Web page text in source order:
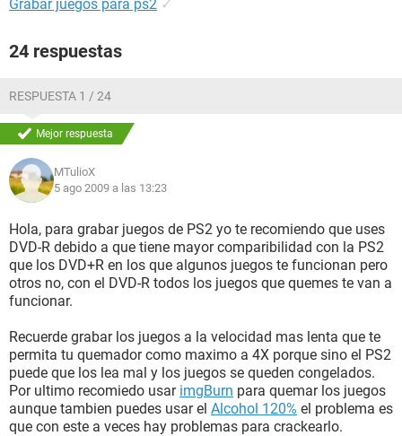
Grabar juegos para ps2 ✓
24 respuestas
RESPUESTA 1 / 24
Mejor respuesta
MTulioX
5 ago 2009 a las 13:23
Hola, para grabar juegos de PS2 yo te recomiendo que uses
DVD-R debido a que tiene mayor comparibilidad con la PS2
que los DVD+R en los que algunos juegos te funcionan pero
otros no, con el DVD-R todos los juegos que quemes te van a
funcionar.
Recuerde grabar los juegos a la velocidad mas lenta que te
permita tu quemador como maximo a 4X porque sino el PS2
puede que los lea mal y los juegos se queden congelados.
Por ultimo recomiedo usar imgBurn para quemar los juegos
aunque tambien puedes usar el Alcohol 120% el problema es
que con este a veces hay problemas para crackearlo.